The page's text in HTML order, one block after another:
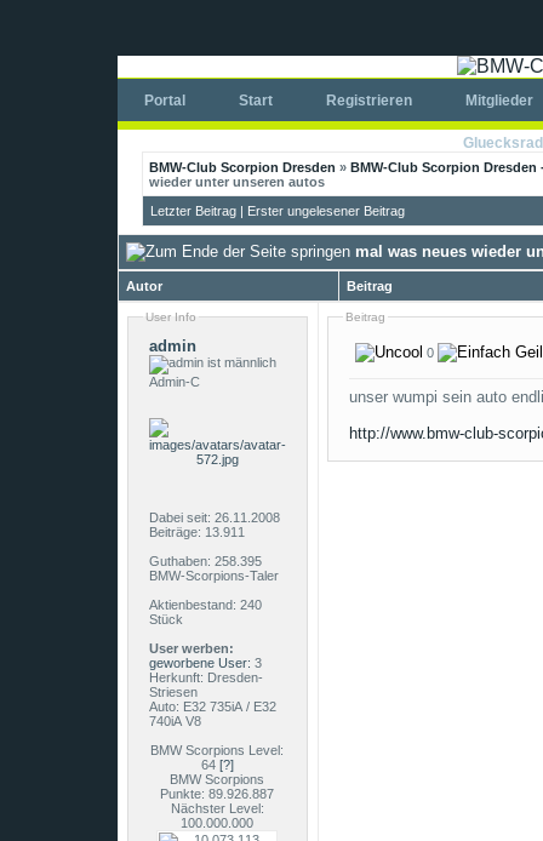
Portal Start Registrieren Mitglieder
Gluecksrad
BMW-Club Scorpion Dresden » BMW-Club Scorpion Dresden
wieder unter unseren autos
Letzter Beitrag| Erster ungelesener Beitrag
mal was neues wieder
Autor Beitrag
User Info
admin
Admin-C
Dabei seit: 26.11.2008
Beiträge: 13.911
Guthaben: 258.395
BMW-Scorpions-Taler
Aktienbestand: 240
Stück
User werben:
geworbene User: 3
Herkunft: Dresden-
Striesen
Auto: E32 735iA / E32
740iA V8
BMW Scorpions Level:
64 [?]
BMW Scorpions
Punkte: 89.926.887
Nächster Level:
100.000.000
Beitrag
0
unser wumpi sein auto
http://www.bmw-club-